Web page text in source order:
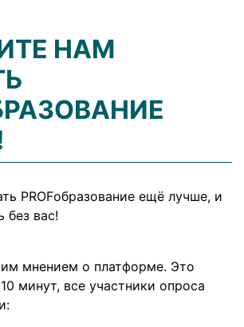
НАМ
PROFобразование ещё лучше, и
без вас!
мнением о платформе. Это
минут, все участники опроса